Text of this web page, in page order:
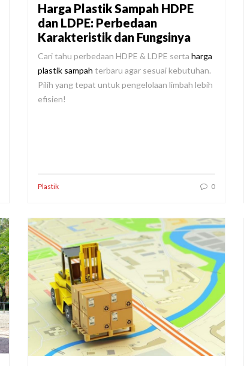
Harga Plastik Sampah HDPE
dan LDPE: Perbedaan
Karakteristik dan Fungsinya
Cari tahu perbedaan HDPE & LDPE serta harga
plastik sampah terbaru agar sesuai kebutuhan.
Pilih yang tepat untuk pengelolaan limbah lebih
efisien!
Plastik 0